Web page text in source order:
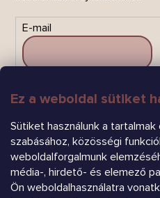
Ez a weboldal sütiket
Sütiket használunk a
szabásához, közösségi
weboldalforgalmunk
média-, hirdető- és elemező
Ön weboldalhasználatra
E-mail
FELIRATKOZÁS